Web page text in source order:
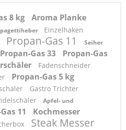
8 kg Aroma Planke
Einzelhaken
Propan-Gas 11
Seiher
Propan-Gas 33
Propan-Gas
Fadenschneider
Propan-Gas 5 kg
Gastro Trichter
Apfel- und
11
Kochmesser
Steak Messer